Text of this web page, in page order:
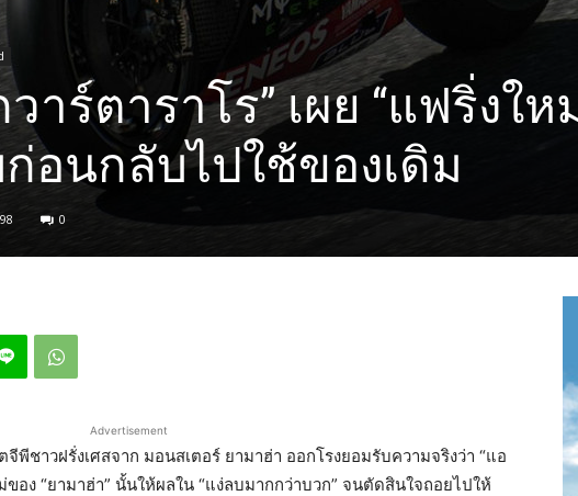
วาร์ตาราโร” เผย “แฟริ่งให
อนกลับไปใช้ของเดิม
0
Advertisement
พีชาวฝรั่งเศสจาก มอนสเตอร์ ยามาฮ่า ออกโรงยอมรับความจริงว่า “แอ
อง “ยามาฮ่า” นั้นให้ผลใน “แง่ลบมากกว่าบวก” จนตัดสินใจถอยไปให้